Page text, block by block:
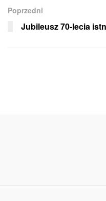
Poprzedni
Jubileusz 70-lecia